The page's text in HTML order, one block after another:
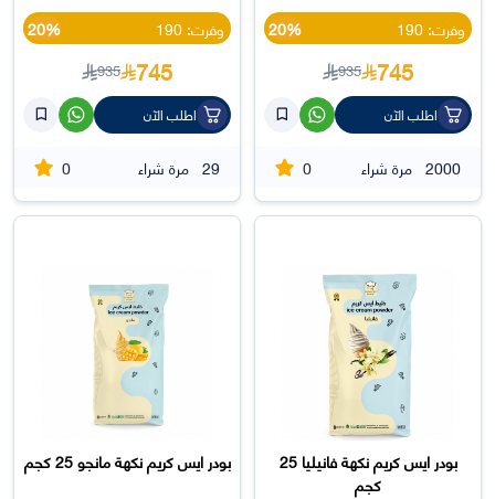
وفرت: 190
20%
745
935
اطلب الآن
2000 مرة شراء 0
وفرت: 190 20%
745
935
اطلب الآن
29 مرة شراء 0
بودر ايس كريم نكهة فانيليا 25
كجم
بودر ايس كريم نكهة مانجو 25 كجم